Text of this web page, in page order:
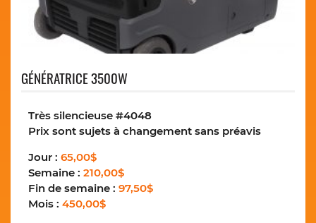
GÉNÉRATRICE 3500W
Très silencieuse #4048
Prix sont sujets à changement sans préavis
Jour : 65,00$
Semaine : 210,00$
Fin de semaine : 97,50$
Mois : 450,00$